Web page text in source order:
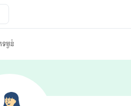
ម្ងន់